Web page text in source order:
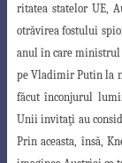
ritatea statelor UE,
otrăvireafostului
anul în care ministrul
pe Vladimir Putin la
făcut înconjurul
Unii invitaţi au
Prin aceasta, însă,